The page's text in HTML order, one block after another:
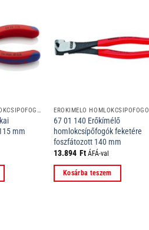
ELEKTRONIKAI HOMLOKCSÍPŐFOGÓK
mm
ERŐKÍMÉLŐ HOMLOKCSÍPŐFOGÓ
67 01 140 Erőkímélő
homlokcsípőfogók feketére
foszfátozott 140 mm
13.894 Ft ÁFÁ-val
Kosárba teszem